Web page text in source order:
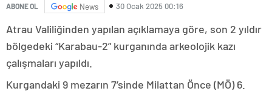
ABONE OL News 30 Ocak 2025 00:16
Atrau Valiliğinden yapılan açıklamaya göre, son 2 yıldır
bölgedeki “Karabau-2” kurganında arkeolojik kazı
çalışmaları yapıldı.
Kurgandaki 9 mezarın 7’sinde Milattan Önce (MÖ) 6.